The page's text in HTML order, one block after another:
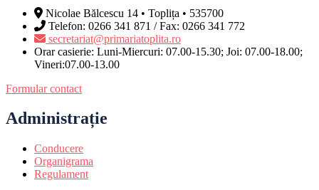
Nicolae Bălcescu 14 • Toplița • 535700
Telefon: 0266 341 871 / Fax: 0266 341 772
secretariat@primariatoplita.ro
Orar casierie: Luni-Miercuri: 07.00-15.30; Joi: 07.00-18.00;
Vineri:07.00-13.00
Formular contact
Administrație
Conducere
Organigrama
Regulament